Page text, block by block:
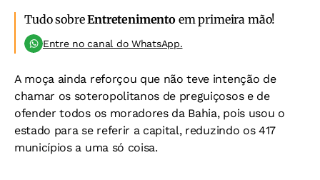
Tudo sobreEntretenimento em primeira mão!
Entre no canal do WhatsApp.
A moça ainda reforçou que não teve intenção de
chamar os soteropolitanos de preguiçosos e de
ofender todos os moradores da Bahia, pois usou o
estado para se referir a capital, reduzindo os 417
municípios a uma só coisa.